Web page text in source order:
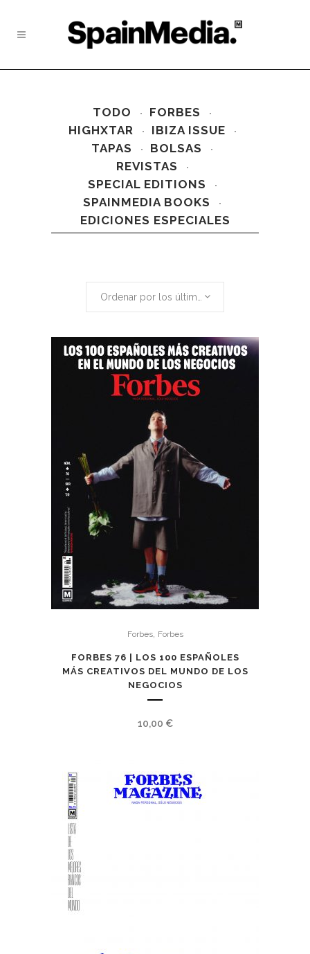
TODO
FORBES
HIGHXTAR
IBIZA ISSUE
TAPAS
BOLSAS
REVISTAS
SPECIAL EDITIONS
SPAINMEDIA BOOKS
EDICIONES ESPECIALES
Forbes, Forbes
FORBES 76 | LOS 100 ESPAÑOLES
MÁS CREATIVOS DEL MUNDO DE LOS
NEGOCIOS
10,00 €